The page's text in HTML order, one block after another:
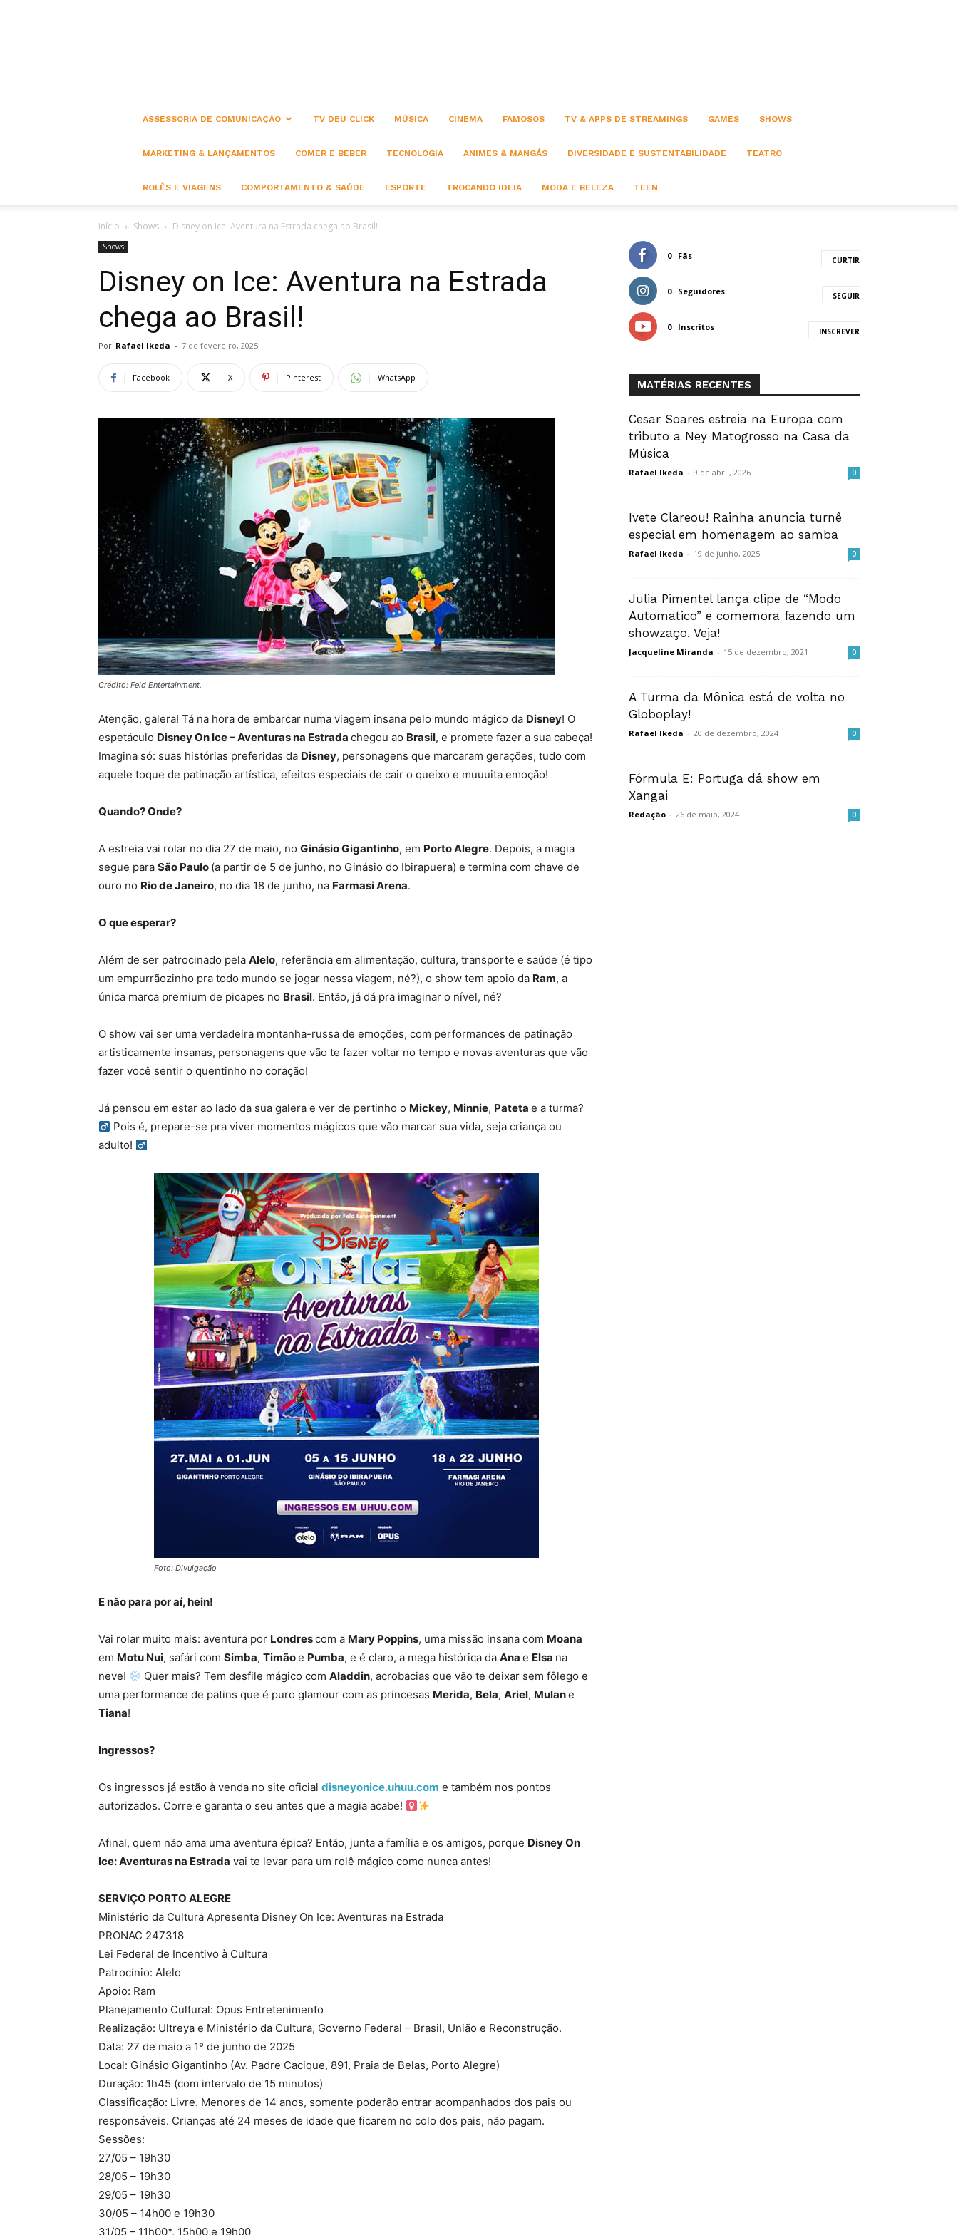
ASSESSORIA DE COMUNICAÇÃO TV DEU CLICK MÚSICA CINEMA FAMOSOS TV & APPS DE STREAMINGS GAMES SHOWS
MARKETING & LANÇAMENTOS COMER E BEBER TECNOLOGIA ANIMES & MANGÁS DIVERSIDADE E SUSTENTABILIDADE TEATRO
ROLÊS E VIAGENS COMPORTAMENTO & SAÚDE ESPORTE TROCANDO IDEIA MODA E BELEZA TEEN
Início Shows Disney on Ice: Aventura na Estrada chega ao Brasil!
Shows
Disney on Ice: Aventura na Estrada
chega ao Brasil!
Por Rafael Ikeda - 7 de fevereiro, 2025
Facebook X Pinterest WhatsApp
Crédito: Feld Entertainment.
Atenção, galera! Tá na hora de embarcar numa viagem insana pelo mundo mágico da Disney! O
espetáculo Disney On Ice – Aventuras na Estrada chegou ao Brasil, e promete fazer a sua cabeça!
Imagina só: suas histórias preferidas da Disney, personagens que marcaram gerações, tudo com
aquele toque de patinação artística, efeitos especiais de cair o queixo e muuuita emoção!
Quando? Onde?
A estreia vai rolar no dia 27 de maio, no Ginásio Gigantinho, em Porto Alegre. Depois, a magia
segue para São Paulo (a partir de 5 de junho, no Ginásio do Ibirapuera) e termina com chave de
ouro no Rio de Janeiro, no dia 18 de junho, na Farmasi Arena. ️️
O que esperar?
Além de ser patrocinado pela Alelo, referência em alimentação, cultura, transporte e saúde (é tipo
um empurrãozinho pra todo mundo se jogar nessa viagem, né?), o show tem apoio da Ram, a
única marca premium de picapes no Brasil. Então, já dá pra imaginar o nível, né?
O show vai ser uma verdadeira montanha-russa de emoções, com performances de patinação
artisticamente insanas, personagens que vão te fazer voltar no tempo e novas aventuras que vão
fazer você sentir o quentinho no coração!
Já pensou em estar ao lado da sua galera e ver de pertinho o Mickey, Minnie, Pateta e a turma? ‍
Pois é, prepare-se pra viver momentos mágicos que vão marcar sua vida, seja criança ou
adulto! ‍
Foto: Divulgação
E não para por aí, hein!
Vai rolar muito mais: aventura por Londrescom a Mary Poppins, uma missão insana com Moana
em Motu Nui, safári com Simba, Timãoe Pumba, e é claro, a mega histórica da Ana e Elsa na
neve!
Quer mais? Tem desfile mágico comAladdin, acrobacias que vão te deixar sem fôlego e
uma performance de patins que é puro glamour com as princesas Merida, Bela, Ariel, Mulane
Tiana!
Ingressos?
Os ingressos já estão à venda no site oficial disneyonice.uhuu.com e também nos pontos
autorizados. Corre e garanta o seu antes que a magia acabe! ‍
Afinal, quem não ama uma aventura épica? Então, junta a família e os amigos, porque Disney On
Ice: Aventuras na Estrada vai te levar para um rolê mágico como nunca antes!
SERVIÇO PORTO ALEGRE
Ministério da Cultura Apresenta Disney On Ice: Aventuras na Estrada
PRONAC 247318
Lei Federal de Incentivo à Cultura
Patrocínio: Alelo
Apoio: Ram
Planejamento Cultural: Opus Entretenimento
Realização: Ultreya e Ministério da Cultura, Governo Federal – Brasil, União e Reconstrução.
Data: 27 de maio a 1º de junho de 2025
Local: Ginásio Gigantinho (Av. Padre Cacique, 891, Praia de Belas, Porto Alegre)
Duração: 1h45 (com intervalo de 15 minutos)
Classificação: Livre. Menores de 14 anos, somente poderão entrar acompanhados dos pais ou
responsáveis. Crianças até 24 meses de idade que ficarem no colo dos pais, não pagam.
Sessões:
27/05 – 19h30
28/05 – 19h30
29/05 – 19h30
30/05 – 14h00 e 19h30
31/05 – 11h00*, 15h00 e 19h00
0 Fãs CURTIR
0 Seguidores SEGUIR
0 Inscritos INSCREVER
MATÉRIAS RECENTES
Cesar Soares estreia na Europa com
tributo a Ney Matogrosso na Casa da
Música
Rafael Ikeda - 9 de abril, 2026 0
Ivete Clareou! Rainha anuncia turnê
especial em homenagem ao samba
Rafael Ikeda - 19 de junho, 2025 0
Julia Pimentel lança clipe de “Modo
Automatico” e comemora fazendo um
showzaço. Veja!
Jacqueline Miranda - 15 de dezembro, 2021 0
A Turma da Mônica está de volta no
Globoplay!
Rafael Ikeda - 20 de dezembro, 2024 0
Fórmula E: Portuga dá show em
Xangai
Redação - 26 de maio, 2024 0